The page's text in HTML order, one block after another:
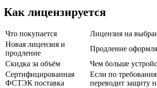
Как лицензируется
Что покупается
Лицензия на
Новая лицензия и
продление
Продление
Скидка за объём
Чем больше
Сертифицированная
ФСТЭК поставка
Если по
переводит защиту